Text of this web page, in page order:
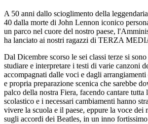
A 50 anni dallo scioglimento della
40 dalla morte di John Lennon iconico
un parco nel cuore del nostro paese,
ha lanciato ai nostri ragazzi di TERZA
Dal Dicembre scorso le sei classi terze si
studiare e interpretare i testi di varie canzoni
accompagnati dalle voci e dagli
e propria preparazione scenica che sarebbe
palco della nostra Fiera, facendo cantare tutta
scolastico e i necessari cambiamenti hanno
vivere la scuola e il paese, eppure la voce dei
sugli accordi dei Beatles, in un inno